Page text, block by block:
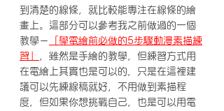
到清楚的線條，就比較能專注在線條的繪
畫上。這部分可以參考我之前做過的一個
教學－
「學電繪前必做的5步驟動漫素描練
習」
，雖然是手繪的教學，但練習方式用
在電繪上其實也是可以的，只是在這裡建
議可以先練線稿就好，不用做到素描程
度，但如果你想挑戰自己，也是可以用電